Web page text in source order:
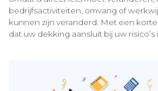
bedrijfsactiviteiten, omvang of
kunnen zijn veranderd. Met een
dat uw dekking aansluit bij uw risico’s